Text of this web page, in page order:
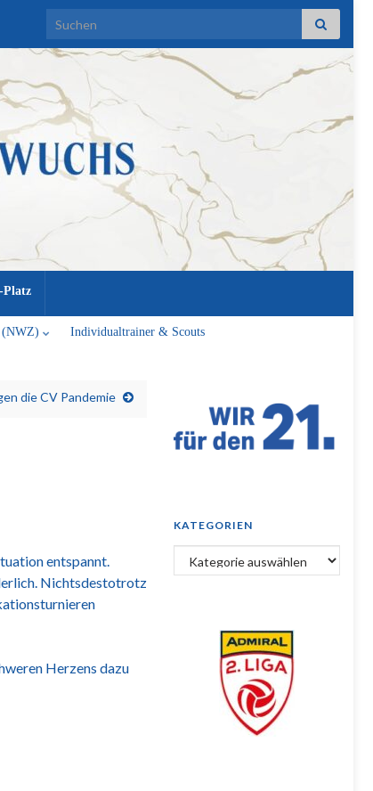
Search for:
Platz
(NWZ) Individualtrainer & Scouts
die CV Pandemie
entspannt.
Nichtsdestotrotz
Herzens dazu
KATEGORIEN
Kategorien